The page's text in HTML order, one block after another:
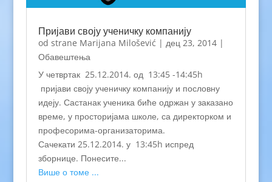
Пријави своју ученичку компанију
od strane Marijana Milošević | дец 23, 2014|
Обавештења
У четвртак 25.12.2014. од 13:45 -14:45h
пријави своју ученичку компанију и пословну
идеју. Састанак ученика биће одржан у заказано
време, у просторијама школе, са директорком и
професорима-организаторима.
Сачекати 25.12.2014. у 13:45h испред
зборнице. Понесите...
Више о томе ...